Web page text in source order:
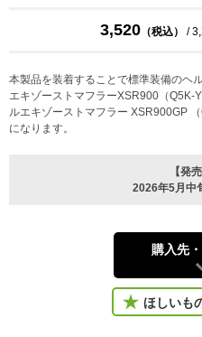
3,520（税込） /
本製品を装着することで標準装備のヘ
エキゾーストマフラーXSR900（Q5K-
ルエキゾーストマフラー XSR900GP
になります。
【発
2026年5月中
購入先
ほしいも